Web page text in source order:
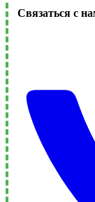
Связаться с